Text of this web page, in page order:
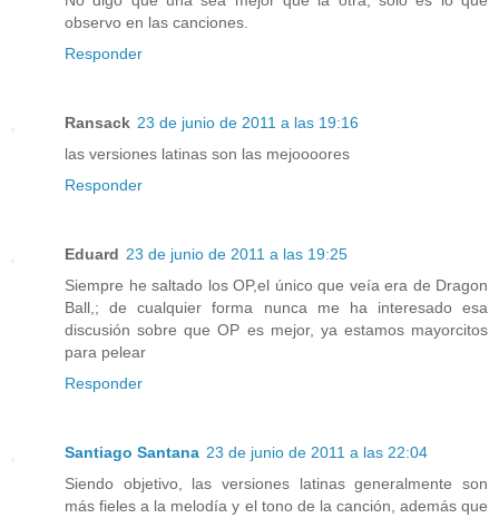
observo en las canciones.
Responder
Ransack 23 de junio de 2011 a las 19:16
las versiones latinas son las mejoooores
Responder
Eduard 23 de junio de 2011 a las 19:25
Siempre he saltado los OP,el único que veía era de Dragon
Ball,; de cualquier forma nunca me ha interesado esa
discusión sobre que OP es mejor, ya estamos mayorcitos
para pelear
Responder
Santiago Santana 23 de junio de 2011 a las 22:04
Siendo objetivo, las versiones latinas generalmente son
más fieles a la melodía y el tono de la canción, además que